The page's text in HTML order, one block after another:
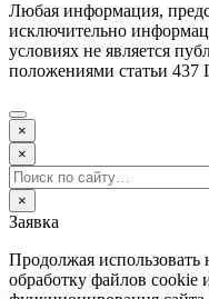
Любая информация,
исключительно
условиях не является
положениями статьи
×
×
×
Заявка
Продолжая использовать
обработку файлов cookie